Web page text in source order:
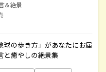
＆絶景
の歩き方」があなたにお届
と癒やしの絶景集